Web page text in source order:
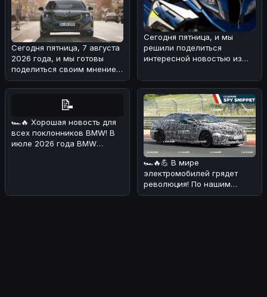
Сегодня пятница, 7 августа
2026 года, и мы готовы
поделиться своим мнением
о свежей BMW-новости! 🏎
Н
Сегодня пятница, и мы
решили поделиться
интересной новостью из
туристическом
📝
🏎🔥 Хорошая новость для
всех поклонников BMW! В
июле 2026 года BMW
🏎🔥💪 В мире
электромобилей грядет
революция! По нашим
данным, BMW i3 M получит